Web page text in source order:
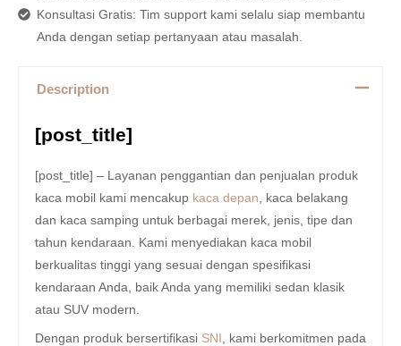
Konsultasi Gratis: Tim support kami selalu siap membantu
Anda dengan setiap pertanyaan atau masalah.
Description
[post_title]
[post_title] – Layanan penggantian dan penjualan produk
kaca mobil kami mencakup kaca depan , kaca belakang
dan kaca samping untuk berbagai merek, jenis, tipe dan
tahun kendaraan. Kami menyediakan kaca mobil
berkualitas tinggi yang sesuai dengan spesifikasi
kendaraan Anda, baik Anda yang memiliki sedan klasik
atau SUV modern.
Dengan produk bersertifikasi SNI
, kami berkomitmen pada